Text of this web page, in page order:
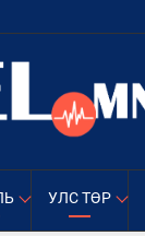
УЛС ТӨР